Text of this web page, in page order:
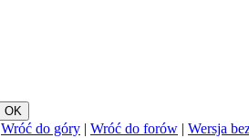
Wróć do góry | Wróć do forów | Wersja